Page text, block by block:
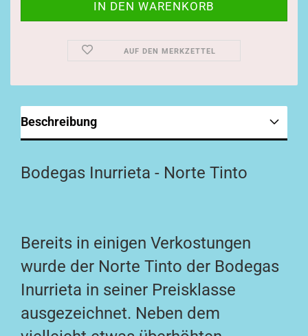
AUF DEN MERKZETTEL
Beschreibung
Bodegas Inurrieta - Norte Tinto
Bereits in einigen Verkostungen
wurde der Norte Tinto der Bodegas
Inurrieta in seiner Preisklasse
ausgezeichnet. Neben dem